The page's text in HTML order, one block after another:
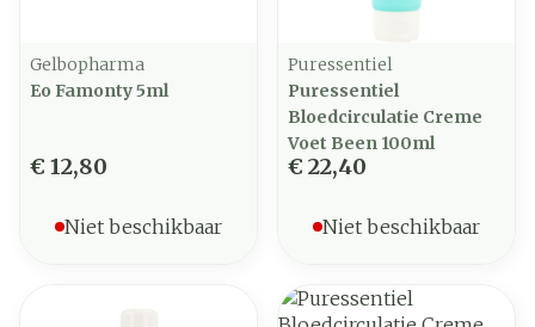
Gelbopharma
Eo Famonty 5ml
€ 12,80
Niet beschikbaar
Puressentiel
Puressentiel
Bloedcirculatie Creme
Voet Been 100ml
€ 22,40
Niet beschikbaar